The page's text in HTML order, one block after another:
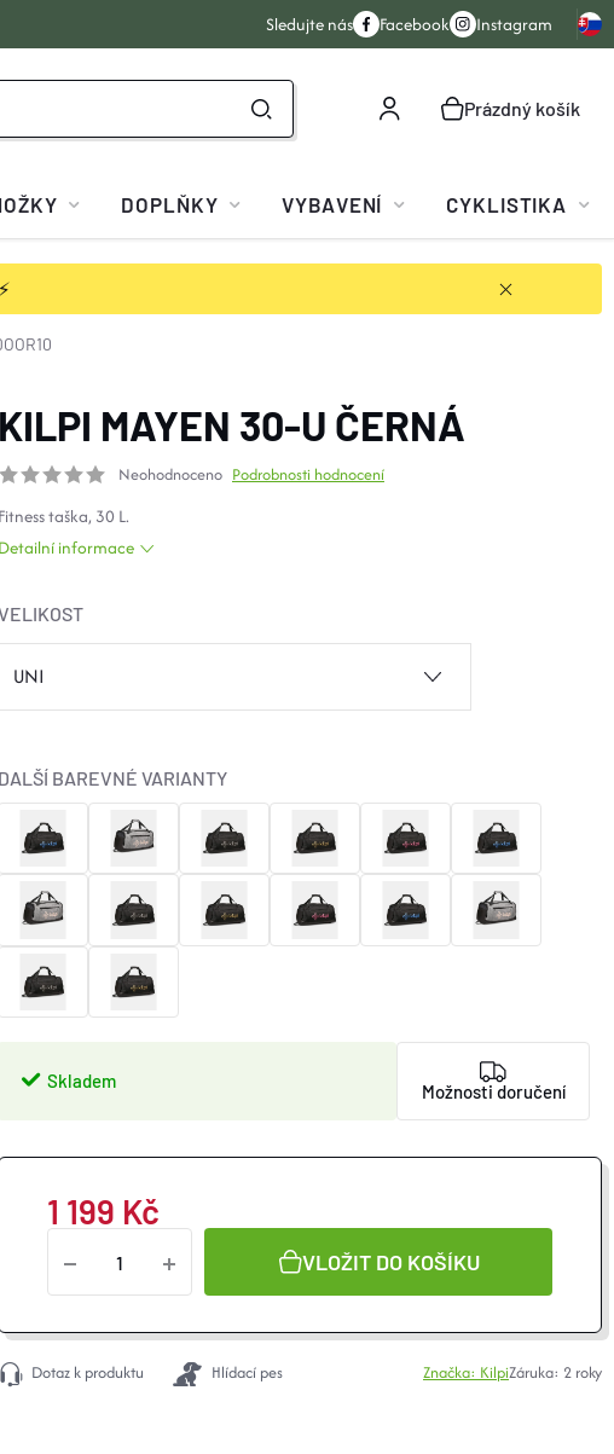
Sledujte nás Facebook Instagram
NÁKUPNÍ
Prázdný košík
DOPLŇKY VYBAVENÍ CYKLISTIKA
KILPI MAYEN 30-U ČERNÁ
Neohodnoceno Podrobnosti hodnocení
Fitness taška, 30 L.
Detailní informace
Skladem
DALŠÍ BAREVNÉ VARIANTY
Možnosti doručení
1 199 Kč
VLOŽIT DO KOŠÍKU
Dotaz k produktu Hlídací pes Značka: KilpiZáruka: 2 roky